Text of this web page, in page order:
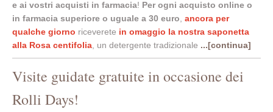
e ai vostri acquisti in farmacia! Per ogni acquisto online o
in farmacia superiore o uguale a 30 euro ancora per
qualche giorno riceverete in omaggio la nostra saponetta
alla Rosa centifolia , un detergente tradizionale ...[continua]
Visite guidate gratuite in occasione dei
Rolli Days!